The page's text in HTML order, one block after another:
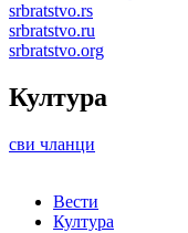
srbratstvo.rs
srbratstvo.ru
srbratstvo.org
Култура
сви чланци
Вести
Култура